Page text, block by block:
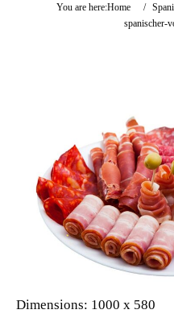
You are here:Home /
spanischer-
Dimensions: 1000 x 580